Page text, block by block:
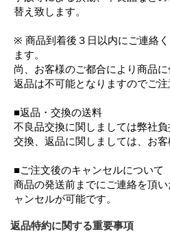
替え致します。
※ 商品到着後３日以内にご連絡
ます。
尚、お客様のご都合により商品
返品は不可能となりますのでご注
■返品・交換の送料
不良品交換に関しましては弊社負
交換、返品に関しましては、お客
■ご注文後のキャンセルについて
商品の発送前までにご連絡を頂
ャンセルが可能です。
返品特約に関する重要事項